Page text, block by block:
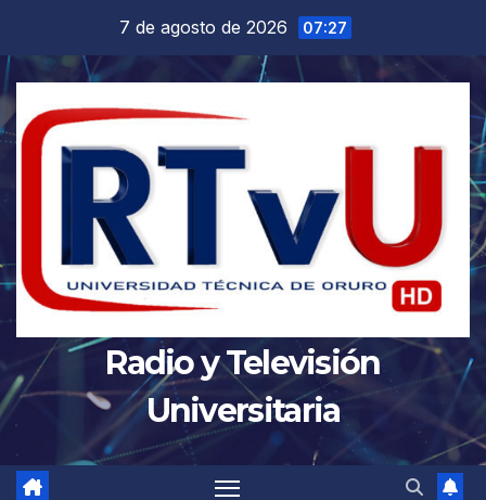
contenido
7 de agosto de 2026 07:27
Radio y Televisión
Universitaria